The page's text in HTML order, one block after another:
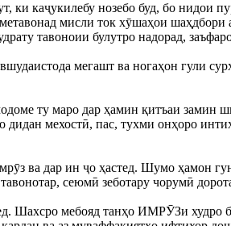
ки каҷукилебу нозебо буд, бо нидои
мисли ток хӯшаҳои
тавоноии булутро надорад,
мегашт ва ногаҳон гули
ту маро дар ҳамин қитъаи замин
дидан мехостӣ, пас, тухми онҳоро
ва дар ин ҷо ҳастед. Шумо ҳамон
сеюмӣ зеботару чорумӣ
Шахсро мебояд танҳо ИМРӮЗи худро